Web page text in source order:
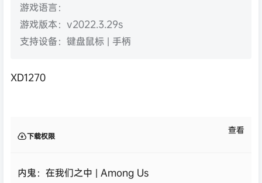
游戏语言：
游戏版本：v2022.3.29s
支持设备：键盘鼠标 | 手柄
XD1270
下载权限
查看
内鬼：在我们之中 | Among Us